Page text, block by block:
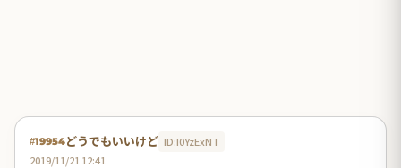
#19954どうでもいいけど ID:I0YzExNT
2019/11/21 12:41